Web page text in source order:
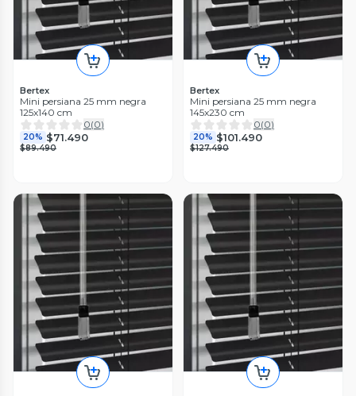
Bertex
Mini persiana 25 mm negra
125x140 cm
0(0)
20% $71.490
$89.490
Bertex
Mini persiana 25 mm negra
145x230 cm
0(0)
20% $101.490
$127.490